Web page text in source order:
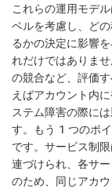
これらの運用モデ
ベルを考慮し、ど
るかの決定に影響
れだけではありま
の競合など、評価
えばアカウント内
ステム障害の際に
す。もう 1 つのポイ
です。サービス制
連づけられ、各サ
のため、同じアカ